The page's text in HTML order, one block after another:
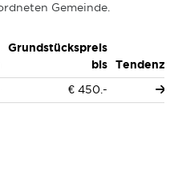
Gemeinde.
Grundstückspreis
bis
Tendenz
€ 450.-